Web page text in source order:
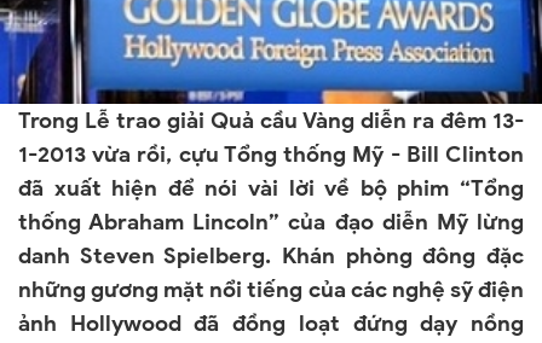
Trong Lễ trao giải Quả cầu Vàng diễn ra đêm 13-
1-2013 vừa rồi, cựu Tổng thống Mỹ - Bill Clinton
đã xuất hiện để nói vài lời về bộ phim “Tổng
thống Abraham Lincoln” của đạo diễn Mỹ lừng
danh Steven Spielberg. Khán phòng đông đặc
những gương mặt nổi tiếng của các nghệ sỹ điện
ảnh Hollywoodđã đồng loạt đứng dạy nồng